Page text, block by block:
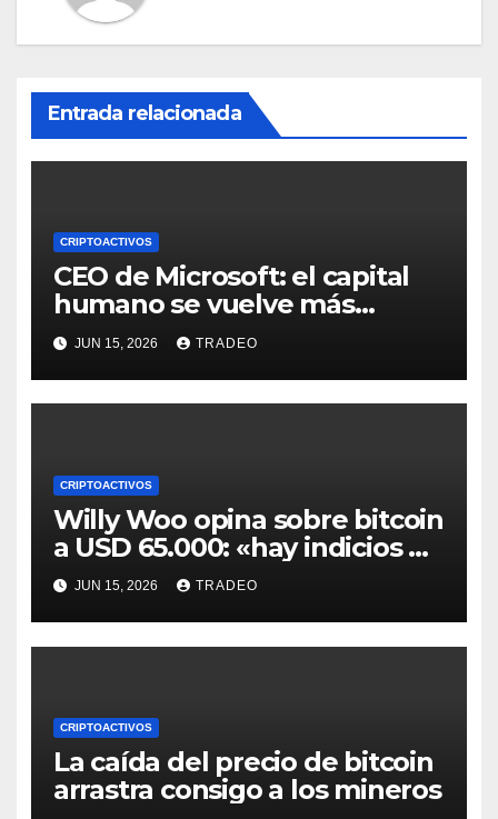
Entrada relacionada
CRIPTOACTIVOS
CEO de Microsoft: el capital
humano se vuelve más
valioso a medida que crece la
IA
JUN 15, 2026 TRADEO
CRIPTOACTIVOS
Willy Woo opina sobre bitcoin
a USD 65.000: «hay indicios de
posible divergencia alcista»
JUN 15, 2026 TRADEO
CRIPTOACTIVOS
La caída del precio de bitcoin
arrastra consigo a los mineros